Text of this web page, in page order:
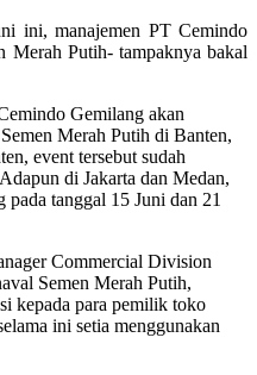
ini, manajemen PT Cemindo
Merah Putih- tampaknya bakal
Gemilang akan
Merah Putih di Banten,
event tersebut sudah
di Jakarta dan Medan,
tanggal 15 Juni dan 21
Commercial Division
Semen Merah Putih,
kepada para pemilik toko
ini setia menggunakan